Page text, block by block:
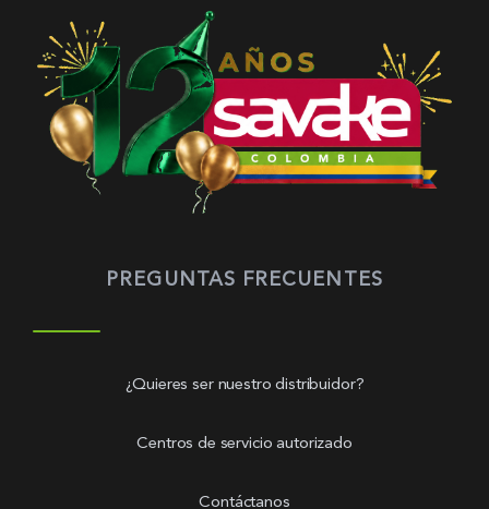
PREGUNTAS FRECUENTES
¿Quieres ser nuestro distribuidor?
Centros de servicio autorizado
Contáctanos